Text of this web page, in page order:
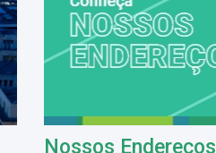
Nossos Endereços